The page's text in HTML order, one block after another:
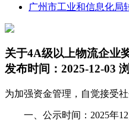
广州市工业和信息化局
关于4A级以上物流企业
发布时间：2025-12-03
为加强资金管理，自觉接受
一、公示时间：2025年12